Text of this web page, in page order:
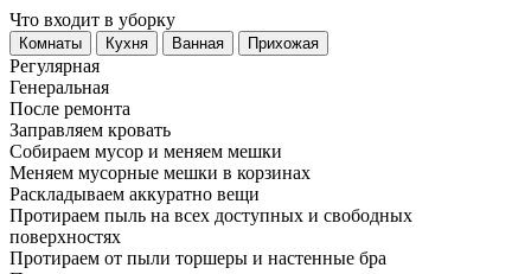
Что входит в уборку
Регу­лярная
Гене­ральная
После ремонта
Заправляем кровать
Собираем мусор и меняем мешки
Меняем мусорные мешки в корзинах
Раскладываем аккуратно вещи
Протираем пыль на всех доступных и свободных
поверхностях
Протираем от пыли торшеры и настенные бра